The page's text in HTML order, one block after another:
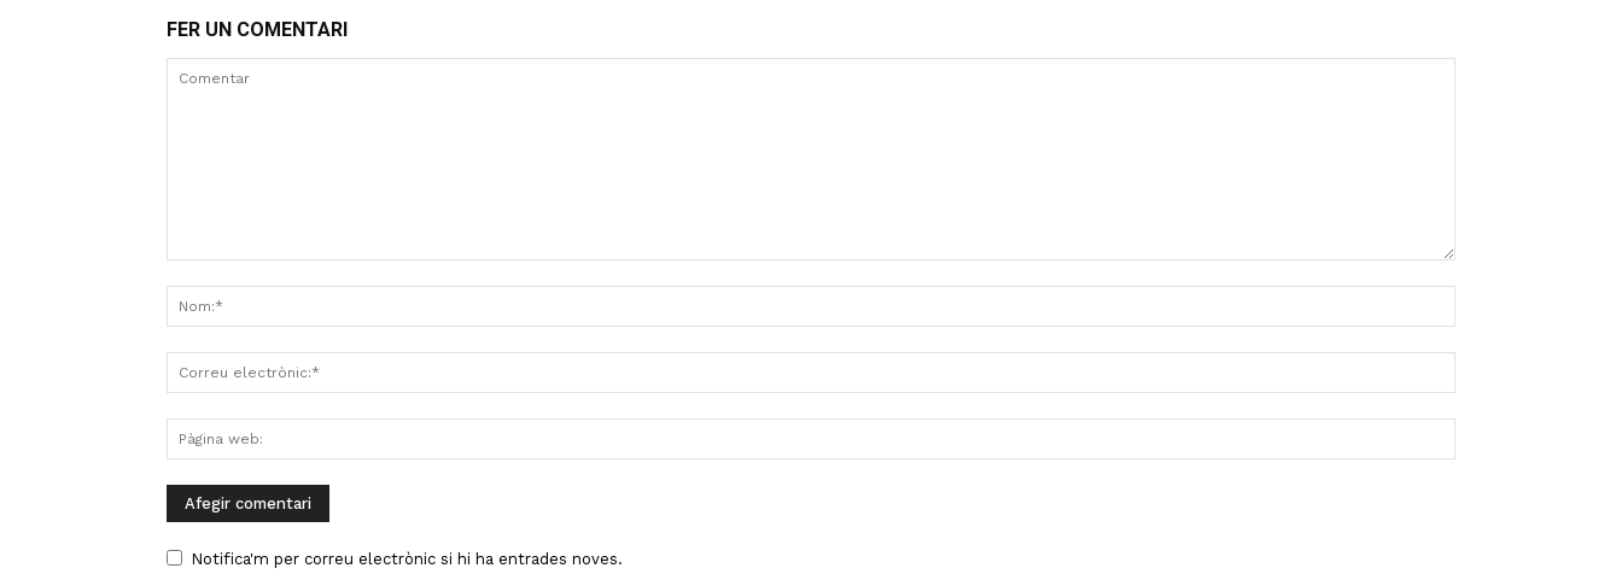
FER UN COMENTARI
Notifica'm per correu electrònic si hi ha entrades noves.